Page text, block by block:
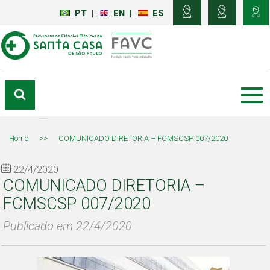
PT EN ES
Home >> COMUNICADO DIRETORIA – FCMSCSP 007/2020
22/4/2020
COMUNICADO DIRETORIA –
FCMSCSP 007/2020
Publicado em 22/4/2020